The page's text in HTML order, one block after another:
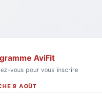
AviFit
vous pour vous inscrire
9 AOÛT